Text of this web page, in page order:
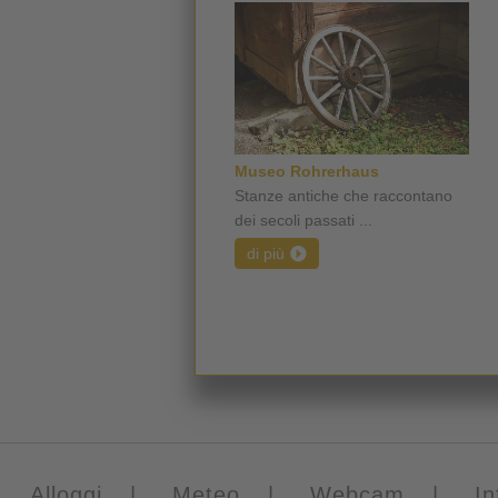
Museo Rohrerhaus
Stanze antiche che raccontano
dei secoli passati ...
di più